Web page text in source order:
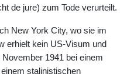
de jure) zum Tode verurteilt.
New York City, wo sie im
erhielt kein US-Visum und
1941 bei einem
stalinistischen